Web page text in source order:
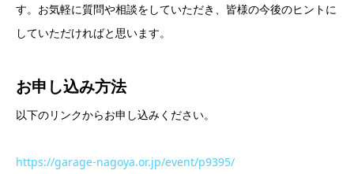
す。お気軽に質問や相談をしていただき、皆様の今後のヒントに
していただければと思います。
お申し込み方法
以下のリンクからお申し込みください。
https://garage-nagoya.or.jp/event/p9395/